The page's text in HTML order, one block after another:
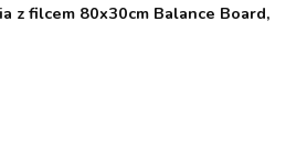
z filcem 80x30cm Balance Board,